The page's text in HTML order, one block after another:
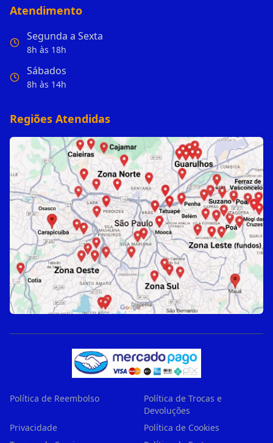
Atendimento
Segunda a Sexta
8h às 18h
Sábados
8h às 14h
Regiões Atendidas
Política de Reembolso
Política de Trocas e
Devoluções
Privacidade
Política de Cookies